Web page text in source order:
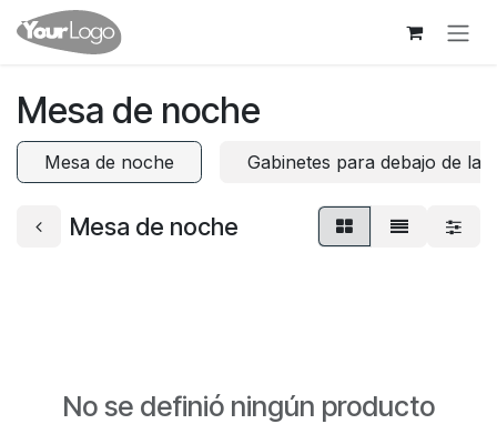
Ir al contenido
Mesa de noche
Mesa de noche Gabinetes para debajo de la
Mesa de noche
No se definió ningún producto